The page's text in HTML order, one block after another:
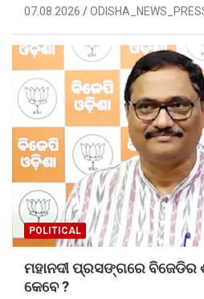
07.08.2026
POLITICAL
ମହାନଦୀ ପ୍ରସଙ୍ଗରେ ବିଜେଡିର
କେବେ ?